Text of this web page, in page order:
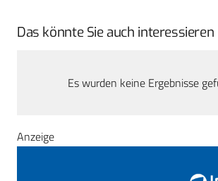
Das könnte Sie auch interessieren
Es wurden keine Ergebnisse
Anzeige